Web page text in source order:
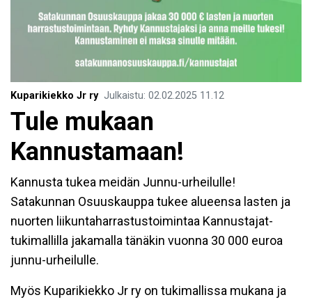
Kuparikiekko Jr ry Julkaistu: 02.02.2025 11.12
Tule mukaan
Kannustamaan!
Kannusta tukea meidän Junnu-urheilulle!
Satakunnan Osuuskauppa tukee alueensa lasten ja
nuorten liikuntaharrastustoimintaa Kannustajat-
tukimallilla jakamalla tänäkin vuonna 30 000 euroa
junnu-urheilulle.
Myös Kuparikiekko Jr ry on tukimallissa mukana ja